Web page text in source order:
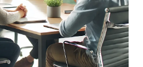
in 2023 dan bij de
en mentale zorg Naast
Bijna één op de
Evolutie 2004-